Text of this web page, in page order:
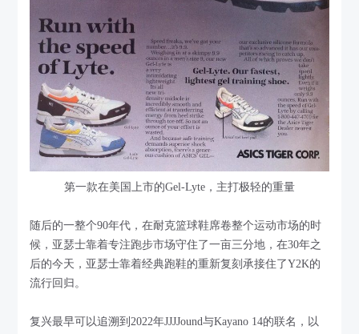
第一款在美国上市的Gel-Lyte，主打极轻的重量
随后的一整个90年代，在耐克篮球鞋席卷整个运动市场的时
候，亚瑟士靠着专注跑步市场守住了一亩三分地，在30年之
后的今天，亚瑟士靠着经典跑鞋的重新复刻承接住了Y2K的
流行回归。
复兴最早可以追溯到2022年JJJJound与Kayano 14的联名，以